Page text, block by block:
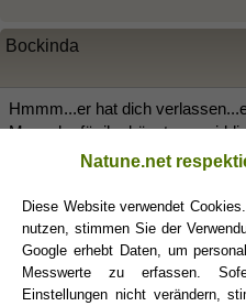
Bockinda
Hmmm...er hat dich
Mensch...für ihn könnte es
Ich würde abwarten...und
an...was er sich so denkt...du
beschtimmt abschätzen, in
antwortet, was er fühlt...
Natune.net
Diese Website verwendet
nutzen, stimmen Sie der
Google erhebt Daten, um
Messwerte zu erfassen.
Einstellungen nicht verändern,